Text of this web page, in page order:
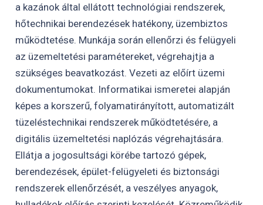
a kazánok által ellátott technológiai rendszerek,
hőtechnikai berendezések hatékony, üzembiztos
működtetése. Munkája során ellenőrzi és felügyeli
az üzemeltetési paramétereket, végrehajtja a
szükséges beavatkozást. Vezeti az előírt üzemi
dokumentumokat. Informatikai ismeretei alapján
képes a korszerű, folyamatirányított, automatizált
tüzeléstechnikai rendszerek működtetésére, a
digitális üzemeltetési naplózás végrehajtására.
Ellátja a jogosultsági körébe tartozó gépek,
berendezések, épület-felügyeleti és biztonsági
rendszerek ellenőrzését, a veszélyes anyagok,